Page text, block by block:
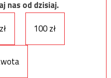
nas od dzisiaj.
100 zł